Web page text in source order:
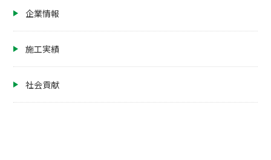
ン企業情報
施工実績
社会貢献